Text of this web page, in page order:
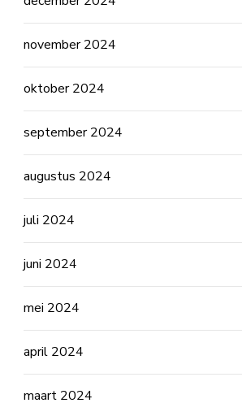
november 2024
oktober 2024
september 2024
augustus 2024
juli 2024
juni 2024
mei 2024
april 2024
maart 2024